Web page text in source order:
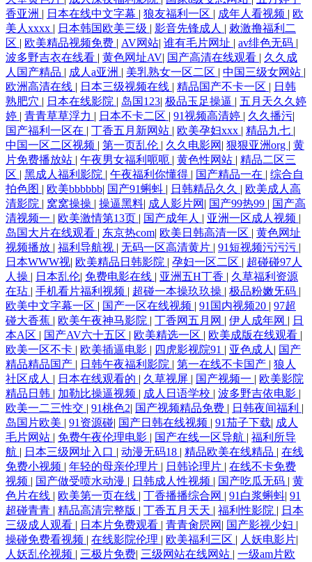
香亚洲 | 日本在线中文字幕 | 狼友福利一区 | 成年人看视频 | 欧
美人xxxx | 日本韩国欧美三级 | 影音先锋成人 | 敕激撸福利二
区 | 欧美精品视频免费 | AV网站| 谁有毛片网址 | av绯色无码 |
波多野吉衣在线看 | 黄色网址AV| 国产高清在线观看 | 久久成
人国产精品 | 成人a亚洲 | 美乳熟女一区二区 | 中国三级女网站 |
欧洲高清在线 | 日本三级视频在线 | 精品国产不卡一区 | 日韩
熟肥穴 | 日本在线影院 | 岛国123| 极品玉足操逼 | 五月天久久婷
婷 | 青青草草浮力 | 日本不卡二区 | 91视频高清婷 | 久久播污|
国产福利一区在 | 丁香五月新网站 | 欧美孕妇xxx | 精品九七 |
中国一区二区视频 | 第一页乱伦 | 久久电影网 | 狠狠亚洲org | 黄
片免费播放站 | 午夜男女福利呃呃 | 黄色性网站 | 精品二区三
区 | 黑成人福利影院 | 午夜福利你懂得 | 国产精品一在 | 综合自
拍色图 | 欧美bbbbbb| 国产91蝌蚪 | 日韩精品久久 | 欧美成人高
清影院 | 窝窝操操 | 操逼黑料| 成人影片网 | 国产99热99 | 国产高
清视频一 | 欧美激情第13页 | 国产成年人 | 亚洲一区成人视频 |
岛国大片在线观看 | 东京热com| 欧美日韩高清一区 | 黄色网址
视频播放 | 福利导航视 | 无码一区高清黄片 | 91短视频污污污 |
日本WWW视| 欧美精品日韩影院 | 孕妇一区二区 | 超碰碰97人
人操 | 日本乱伦| 免费电影在线 | 亚洲五H丁香 | 久草福利资源
在玷 | 手机看片福利视频 | 超碰一本操玖玖操 | 极品粉嫩旡码 |
欧美中文字幕一区 | 国产一区在线视频 | 91国内视频20 | 97超
碰大香蕉 | 欧美午夜神马影院 | 丁香网五月网 | 伊人成年网 | 日
本A区 | 国产AV六十五区 | 欧美精选一区 | 欧美成版在线观看 |
欧美一区不卡 | 欧美插逼电影 | 四虎影视院91 | 亚色成人| 国产
精品精品国产 | 日韩午夜福利影院 | 第一在线不卡国产 | 狼人
社区成人 | 日本在线观看的 | 久草视屏 | 国产视频一 | 欧美影院
精品日韩 | 加勒比操逼视频 | 成人日语学校 | 波多野吉依电影 |
欧美一二三性交 | 91桃色2| 国产视频精品免费 | 日韩夜间福利 |
岛国片欧美 | 91资源碰| 国产日韩在线视频 | 91茄子下载| 成人
毛片网站 | 免费午夜伦理电影 | 国产在线一区导航 | 福利所导
航 | 日本三级网址入口 | 动漫无码18 | 精品欧美在线精品 | 在线
免费小视频 | 年轻的母亲伦理片 | 日韩论理片 | 在线不卡免费
视频 | 国产做受喷水动漫 | 日韩成人性视频 | 国产吃瓜无码 | 黄
色片在线 | 欧美第一页在线 | 丁香播播综合网 | 91白浆蝌蚪| 91
超碰青青 | 精品高清完整版 | 丁香五月天天 | 福利性影院 | 日本
三级成人观看 | 日本片免费观看 | 青青肏屄网 | 国产影视少妇 |
操碰免费看视频 | 在线影院伦理 | 欧美福利三区 | 人妖电影片|
人妖乱伦视频 | 三极片免费| 三级网站在线网站 | 一级am片欧